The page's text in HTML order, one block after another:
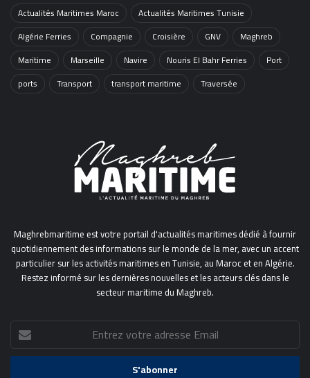
Actualités Maritimes Maroc
Actualités Maritimes Tunisie
Algérie Ferries
Compagnie Croisière GNV
Maghreb
Maritime
Marseille Navire Nouris El Bahr Ferries
Port
ports
Transport transport maritime Traversée
Maghrebmaritime est votre portail d'actualités maritimes dédié à fournir
quotidiennement des informations sur le monde de la mer, avec un accent
particulier sur les activités maritimes en Tunisie, au Maroc et en Algérie.
Restez informé sur les dernières nouvelles et les acteurs clés dans le
secteur maritime du Maghreb.
Entrez
votre
adresse